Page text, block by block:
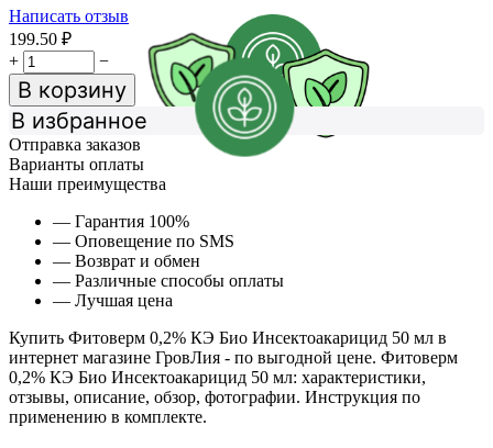
Написать отзыв
199.50 ₽
+
−
В корзину
В избранное
Отправка заказов
Варианты оплаты
Наши преимущества
— Гарантия 100%
— Оповещение по SMS
— Возврат и обмен
— Различные способы оплаты
— Лучшая цена
Купить Фитоверм 0,2% КЭ Био Инсектоакарицид 50 мл в
интернет магазине ГровЛия - по выгодной цене. Фитоверм
0,2% КЭ Био Инсектоакарицид 50 мл: характеристики,
отзывы, описание, обзор, фотографии. Инструкция по
применению в комплекте.